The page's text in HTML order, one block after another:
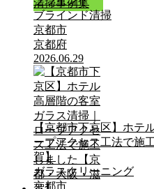
清掃事例集
ブラインド清掃
京都市
京都府
2026.06.29
【京都市下京区】ホテ
ープアクセス工法で施
賀】
ガラスクリーニング
京都市